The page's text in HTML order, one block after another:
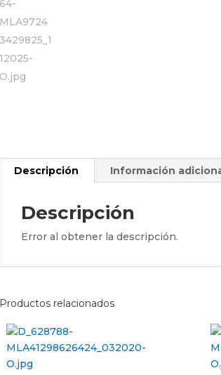
Descripción Información
Descripción
Error al obtener la descripción.
Productos relacionados